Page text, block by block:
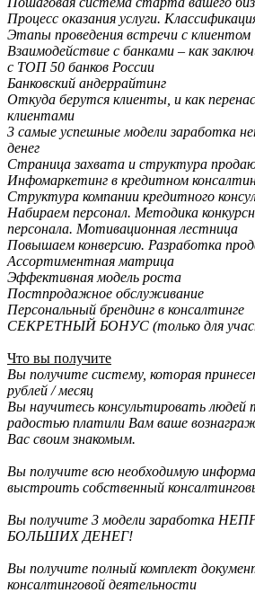
Процесс оказания услуги.
Этапы проведения встречи с клиентом
Взаимодействие с банками – как
с ТОП 50 банков России
Банковский андеррайтинг
Откуда берутся клиенты, и как
клиентами
3 самые успешные модели заработка
денег
Страница захвата и структура
Инфомаркетинг в кредитном
Структура компании кредитного
Набираем персонал. Методика
персонала. Мотивационная лестница
Повышаем конверсию. Разработка
Ассортиментная матрица
Эффективная модель роста
Постпродажное обслуживание
Персональный брендинг в консалтинге
СЕКРЕТНЫЙ БОНУС (только для
Что вы получите
Вы получите систему, которая
рублей / месяц
Вы научитесь консультировать людей
радостью платили Вам ваше
Вас своим знакомым.
Вы получите всю необходимую
выстроить собственный
Вы получите 3 модели заработка
БОЛЬШИХ ДЕНЕГ!
Вы получите полный комплект
консалтинговой деятельности